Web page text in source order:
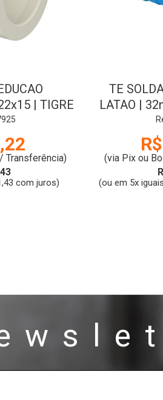
| TIGRE
Transferência)
com juros)
TE
LATAO |
(via Pix ou
(ou em 5x